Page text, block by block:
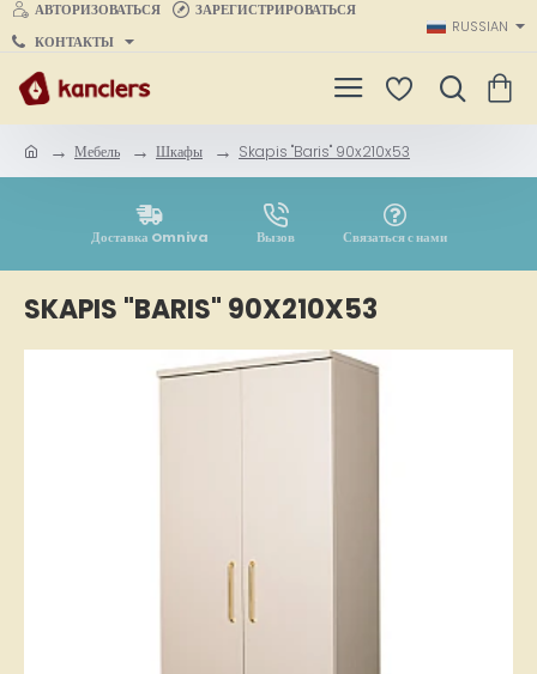
АВТОРИЗОВАТЬСЯ
ЗАРЕГИСТРИРОВАТЬСЯ
КОНТАКТЫ
RUSSIAN
Мебель Шкафы Skapis "Baris" 90x210x53
Доставка Omniva Вызов Связаться с нами
SKAPIS "BARIS" 90X210X53